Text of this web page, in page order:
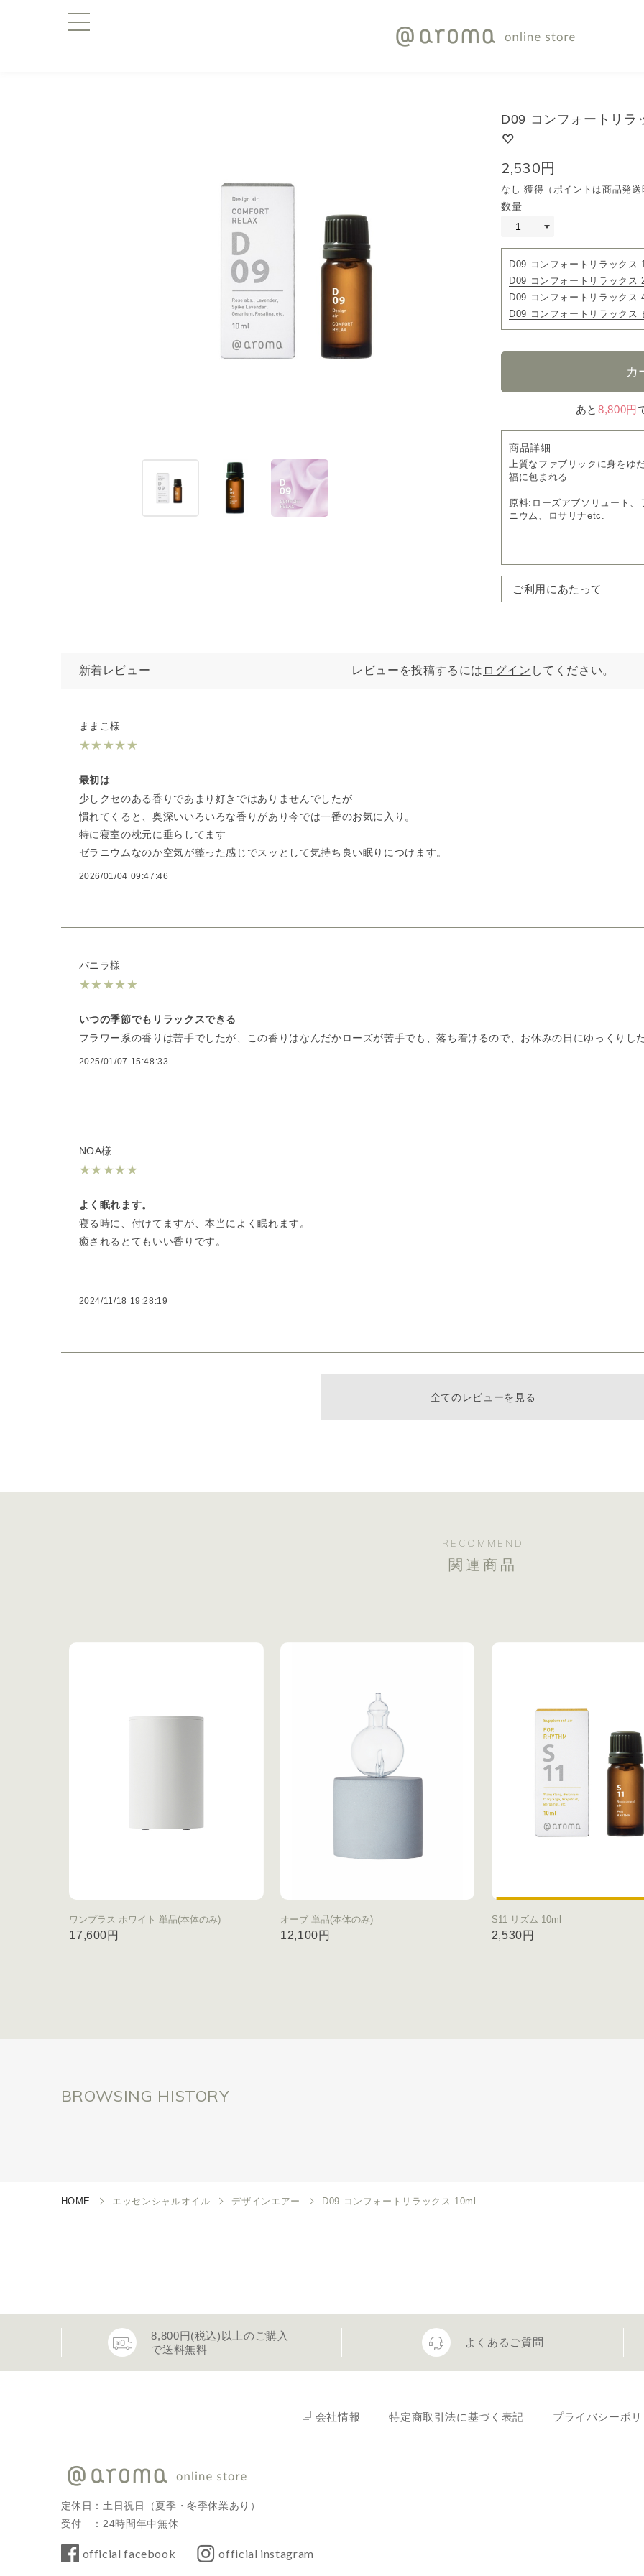
D09 コンフォートリラ
2,530円
なし 獲得（ポイントは商品発送
数量
D09 コンフォートリラックス
D09 コンフォートリラックス
D09 コンフォートリラックス
D09 コンフォートリラックス
あと8,800円
商品詳細
上質なファブリックに身をゆ
福に包まれる
原料:ローズアブソリュート、
ニウム、ロサリナetc.
ご利用にあたって
新着レビュー レビューを投稿するには ログイン してください。
ままこ様
★★★★★
最初は
少しクセのある香りであまり好きではありませんでしたが
慣れてくると、奥深いいろいろな香りがあり今では一番のお気に入り。
特に寝室の枕元に垂らしてます
ゼラニウムなのか空気が整った感じでスッとして気持ち良い眠りにつけます。
2026/01/04 09:47:46
バニラ様
★★★★★
いつの季節でもリラックスできる
フラワー系の香りは苦手でしたが、この香りはなんだかローズが苦手でも、落ち着けるので、お休みの日にゆっくりし
2025/01/07 15:48:33
NOA様
★★★★★
よく眠れます。
寝る時に、付けてますが、本当によく眠れます。
癒されるとてもいい香りです。
2024/11/18 19:28:19
全てのレビューを見る
RECOMMEND
関連商品
ワンプラス ホワイト 単品(本体のみ)
17,600円
オーブ 単品(本体のみ)
12,100円
S11 リズム 10ml
2,530円
BROWSING HISTORY
HOME エッセンシャルオイル デザインエアー D09 コンフォートリラックス 10ml
8,800円(税込)以上のご購入
で送料無料
よくあるご質問
会社情報 特定商取引法に基づく表記 プライバシーポ
定休日：土日祝日（夏季・冬季休業あり）
受付 ：24時間年中無休
official facebook official instagram